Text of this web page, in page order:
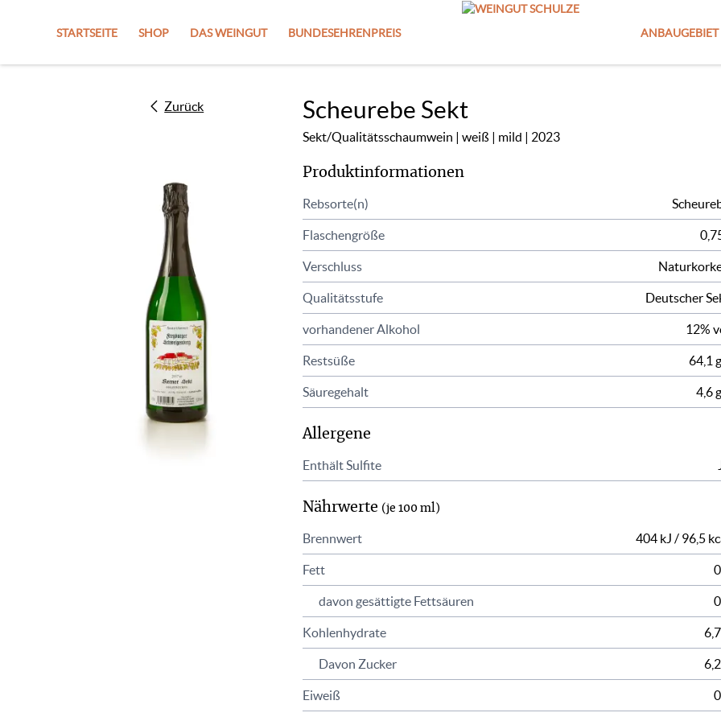
STARTSEITE SHOP DAS WEINGUT BUNDESEHRENPREIS ANBAUGEBIET
Zurück Scheurebe Sekt
Sekt/Qualitätsschaumwein weiß mild 2023
Produktinformationen
Rebsorte(n)
Flaschengröße
Verschluss
Qualitätsstufe Deutscher
vorhandener Alkohol 12%
Restsüße 64,1
Säuregehalt 4,6
Allergene
Enthält Sulfite
Nährwerte (je 100 ml)
Brennwert 404 kJ / 96,5
Fett
davon gesättigte Fettsäuren
Kohlenhydrate
Davon Zucker
Eiweiß